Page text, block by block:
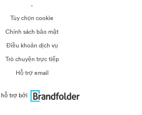
·
Tùy chọn cookie
Chính sách bảo mật
Điều khoản dịch vụ
Trò chuyện trực tiếp
Hỗ trợ email
trợ bởi